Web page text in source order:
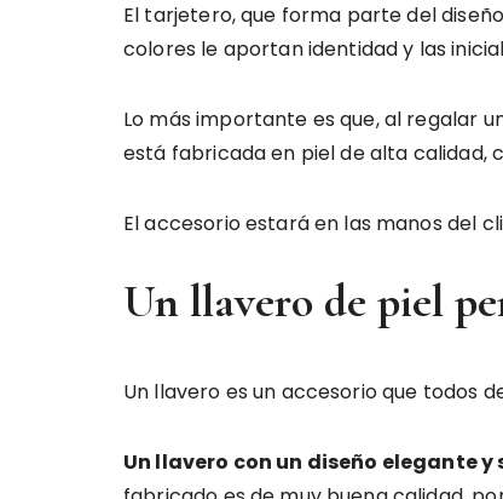
El tarjetero, que forma parte del
colores le aportan identidad y las
Lo más importante es que, al regalar
está fabricada en piel de alta calidad,
El accesorio estará en las manos del
Un llavero de piel
Un llavero es un accesorio que todos
Un llavero con un diseño elegante